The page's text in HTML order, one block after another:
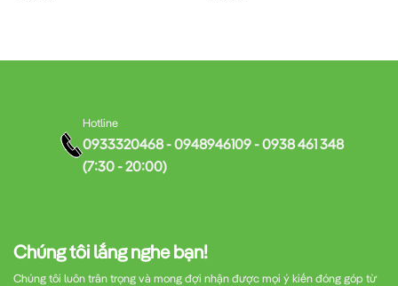
Chúng tôi lắng nghe bạn!
Chúng tôi luôn trân trọng và mong đợi nhận được mọi ý kiến đóng góp từ
Hotline
0933320468 - 0948946109 - 0938 461 348
(7:30 - 20:00)